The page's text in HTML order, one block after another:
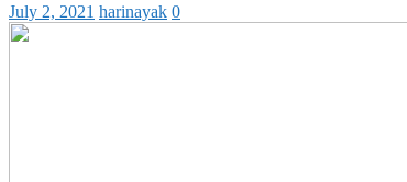
July 2, 2021 harinayak 0